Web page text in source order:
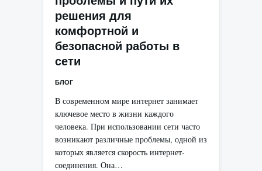
решения для
комфортной и
безопасной работы в
сети
БЛОГ
В современном мире интернет занимает
ключевое место в жизни каждого
человека. При использовании сети часто
возникают различные проблемы, одной из
которых является скорость интернет-
соединения. Она…